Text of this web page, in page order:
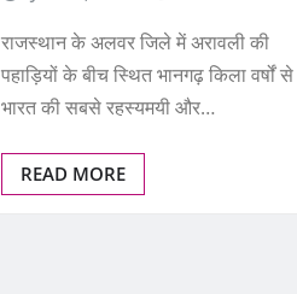
राजस्थान के अलवर जिले में अरावली की
पहाड़ियों के बीच स्थित भानगढ़ किला वर्षों से
भारत की सबसे रहस्यमयी और…
READ MORE